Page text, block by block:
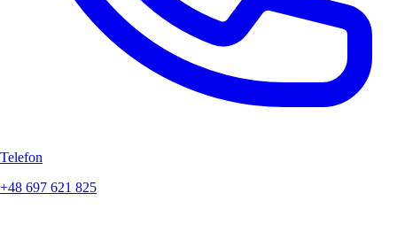
Telefon
+48 697 621 825